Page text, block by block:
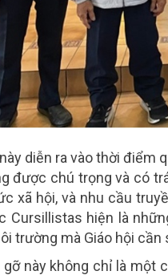
diễn ra vào thời điểm
được chú trọng và có
xã hội, và nhu cầu
Cursillistas hiện là
trường mà Giáo hội
gỡ này không chỉ là một